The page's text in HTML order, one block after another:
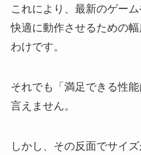
これにより、最新のゲー
快適に動作させるための
わけです。
それでも「満足できる性
言えません。
しかし、その反面でサイ